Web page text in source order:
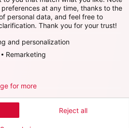
App
at any time, thanks to the
personal data, and feel free to
Thank you for your trust!
and personalization
Remarketing
Reject all
for more